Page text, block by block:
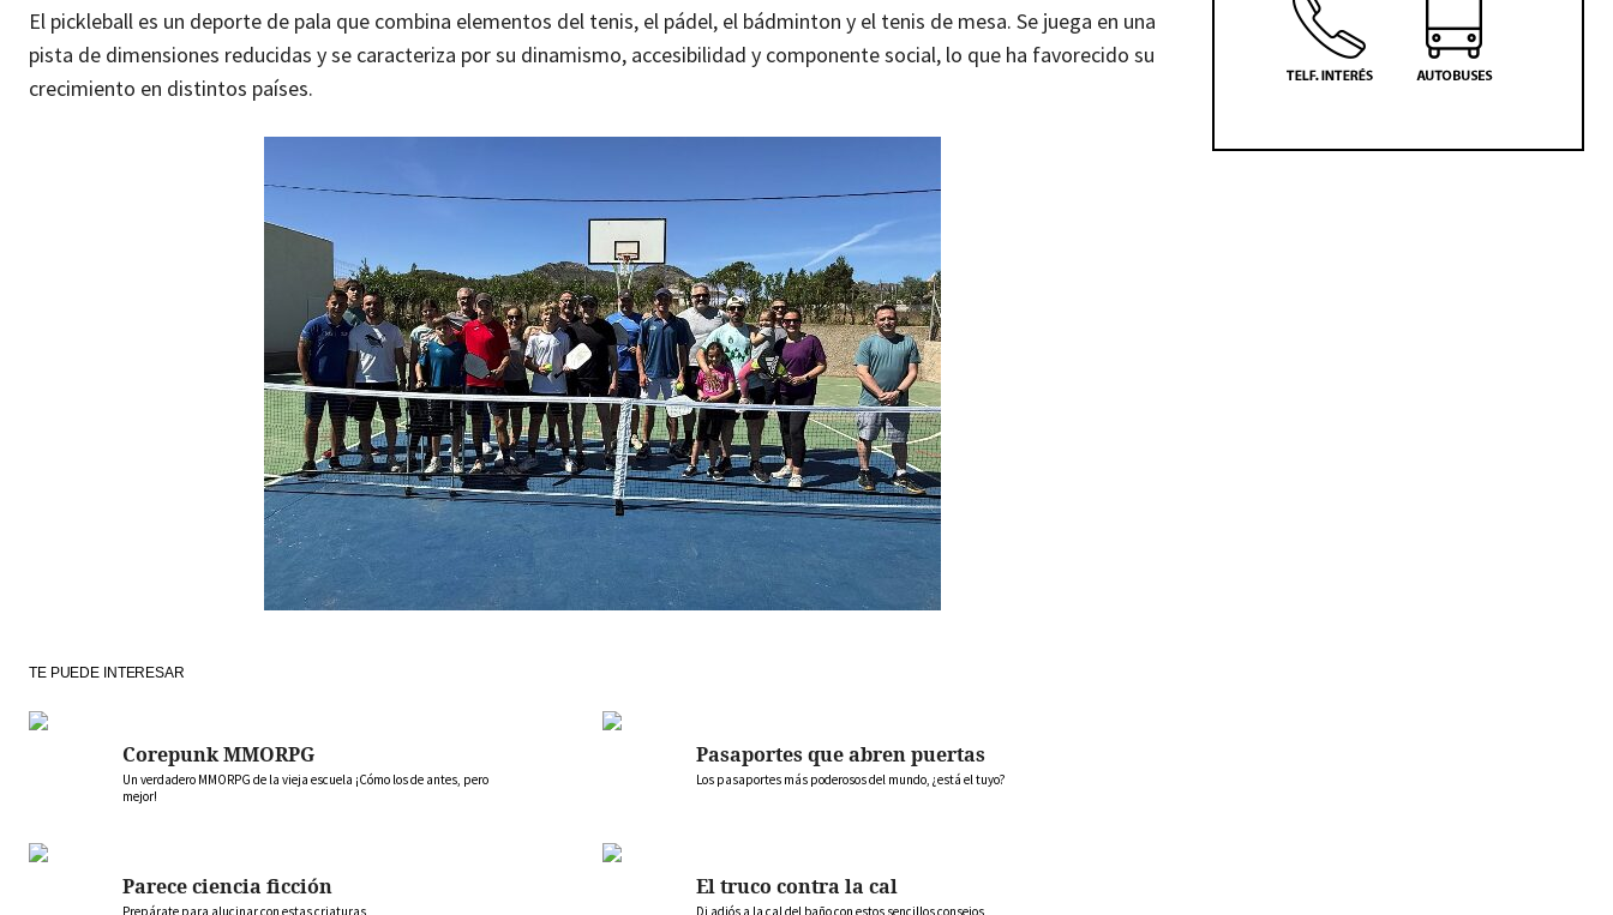
El pickleball es un deporte de pala que combina elementos del tenis, el pádel, el bádminton y el tenis de mesa. Se juega en una
pista de dimensiones reducidas y se caracteriza por su dinamismo, accesibilidad y componente social, lo que ha favorecido su
crecimiento en distintos países.
TE PUEDE INTERESAR
Corepunk MMORPG
Un verdadero MMORPG de la vieja escuela ¡Cómo los de antes, pero
mejor!
Pasaportes que abren puertas
Los pasaportes más poderosos del mundo, ¿está el tuyo?
Parece ciencia ficción El truco contra la cal